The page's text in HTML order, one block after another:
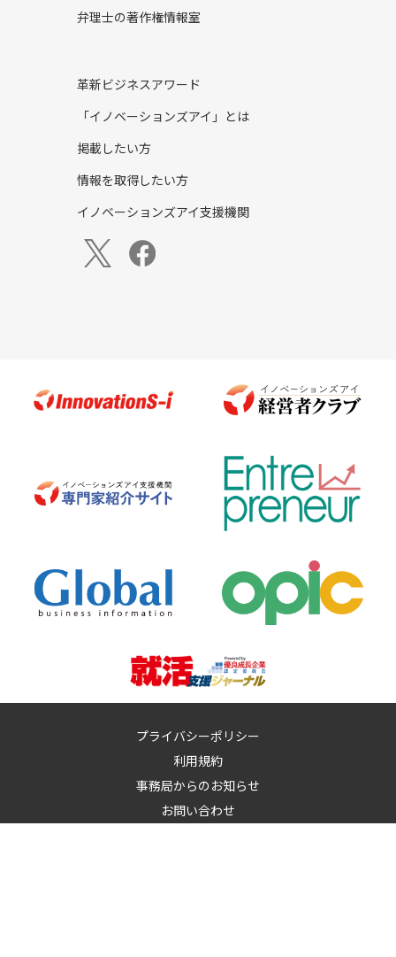
弁理士の著作権情報室
革新ビジネスアワード
「イノベーションズアイ」とは
掲載したい方
情報を取得したい方
イノベーションズアイ支援機関
プライバシーポリシー
利用規約
事務局からのお知らせ
お問い合わせ